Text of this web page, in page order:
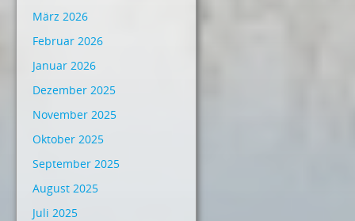
März 2026
Februar 2026
Januar 2026
Dezember 2025
November 2025
Oktober 2025
September 2025
August 2025
Juli 2025